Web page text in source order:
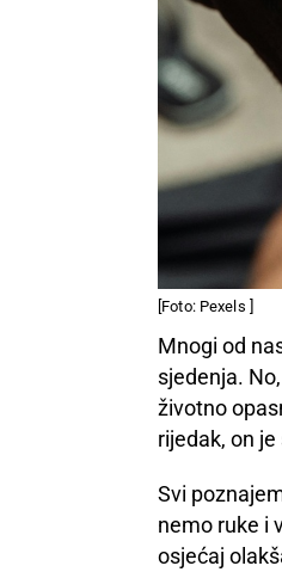
[Foto: Pexels ]
Mnogi od
sjedenja.
životno
rijedak, on
Svi
nemo ruke i
osjećaj